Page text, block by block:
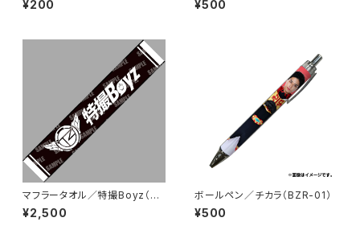
¥200 ¥500
マフラータオル／特撮Boyz（BL
T-01）
¥2,500
ボールペン／チカラ（BZR-01）
¥500